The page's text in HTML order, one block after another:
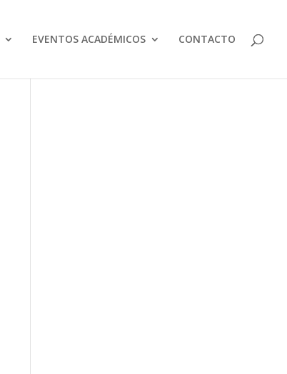
EVENTOS ACADÉMICOS CONTACTO